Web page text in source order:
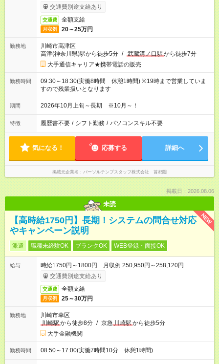
交通費別途支給あり
交通費 全額支給
月収例 20～25万円
勤務地
川崎市高津区
高津(神奈川県)駅から徒歩5分 / 武蔵溝ノ口駅から徒歩7分
大手通信キャリア★携帯電話の販売
勤務時間
09:30～18:30(実働8時間 休憩1時間) ※19時まで営業していま
すので残業扱いとなります
期間 2026年10月上旬～長期 ※10月～！
特徴 履歴書不要 / シフト勤務 / パソコンスキル不要
気になる！ 応募する 詳細へ
掲載元企業名 パーソルテンプスタッフ株式会社 首都圏
掲載日：2026.08.06
未読
NEW
【高時給1750円】長期！システムの問合せ対応
やキャンペーン説明
派遣 職種未経験OK ブランクOK WEB登録・面接OK
給与
時給1750円～1800円 月収例 250,950円～258,120円
交通費別途支給あり
交通費 全額支給
月収例 25～30万円
勤務地
川崎市幸区
川崎駅から徒歩8分 / 京急 川崎駅から徒歩5分
大手金融機関
勤務時間 08:50～17:00(実働7時間10分 休憩1時間)